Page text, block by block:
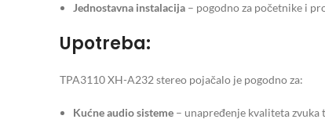
Jednostavna instalacija – pogodno za početnike i
Upotreba:
TPA3110 XH-A232 stereo pojačalo je pogodno za:
Kućne audio sisteme – unapređenje kvaliteta zvuka